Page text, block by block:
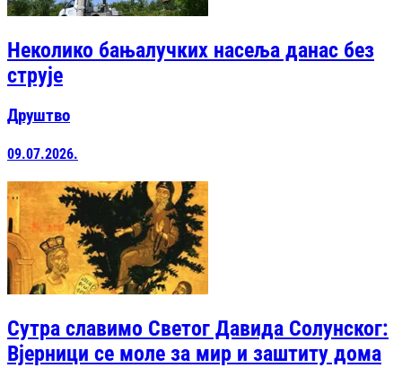
Неколико бањалучких насеља данас без
струје
Друштво
09.07.2026.
Сутра славимо Светог Давида Солунског:
Вјерници се моле за мир и заштиту дома